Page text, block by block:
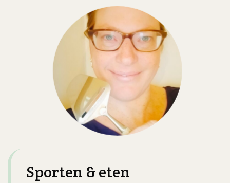
Sporten & eten